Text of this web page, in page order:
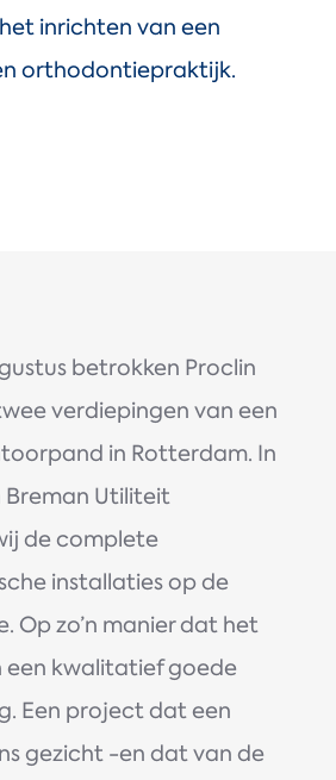
inrichten van een
orthodontiepraktijk.
betrokken Proclin
verdiepingen van een
in Rotterdam. In
Utiliteit
de complete
installaties op de
Op zo’n manier dat het
kwalitatief goede
Een project dat een
gezicht -en dat van de